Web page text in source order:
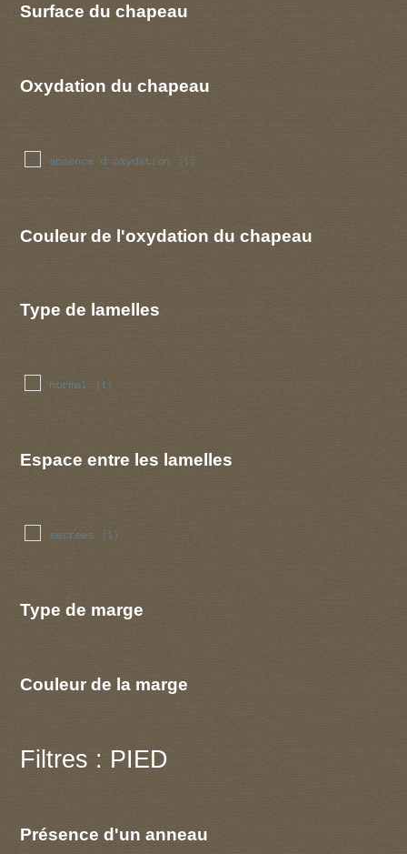
Surface du chapeau
Oxydation du chapeau
absence d oxydation (1)
Couleur de l'oxydation du chapeau
Type de lamelles
normal (1)
Espace entre les lamelles
serrees (1)
Type de marge
Couleur de la marge
Filtres : PIED
Présence d'un anneau